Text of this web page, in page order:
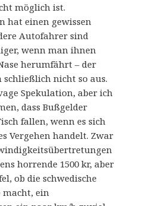
möglich ist.
hat einen gewissen
Autofahrer sind
wenn man ihnen
herumfährt – der
nicht so aus.
Spekulation, aber ich
dass Bußgelder
fallen, wenn es sich
Vergehen handelt. Zwar
horrende 1500 kr, aber
ob die schwedische
macht, ein